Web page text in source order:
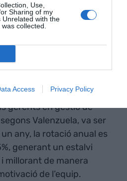
Use,
Sharing of my
Unrelated with the
collected.
Access Privacy Policy
i va identificar patrons
molts professionals
i es va impartir
gerents en gestió de
Valenzuela, va ser
any, la rotació anual es
generant un estalvi
millorant de manera
de l’equip.